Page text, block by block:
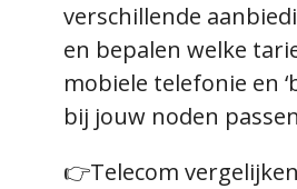
verschillende
en bepalen welke
mobiele telefonie en
bij jouw noden
👉Telecom vergelijken